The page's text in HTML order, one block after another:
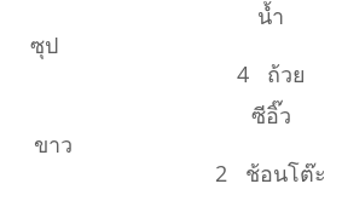
น้ำ
ซุ
4 ถ้วย
ซีอิ๊ว
ข
2 ช้อนโต๊ะ